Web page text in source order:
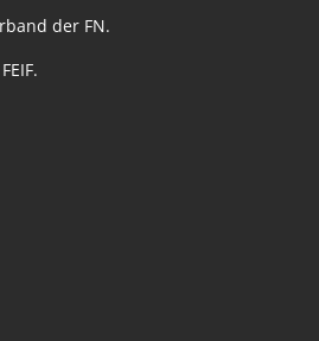
der FN.